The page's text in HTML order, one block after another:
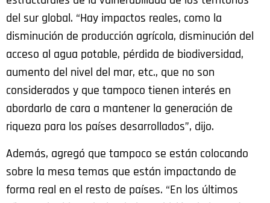
del sur global. “Hay impactos reales, como la
disminución de producción agrícola, disminución del
acceso al agua potable, pérdida de biodiversidad,
aumento del nivel del mar, etc., que no son
considerados y que tampoco tienen interés en
abordarlo de cara a mantener la generación de
riqueza para los países desarrollados”, dijo.
Además, agregó que tampoco se están colocando
sobre la mesa temas que están impactando de
forma real en el resto de países. “En los últimos